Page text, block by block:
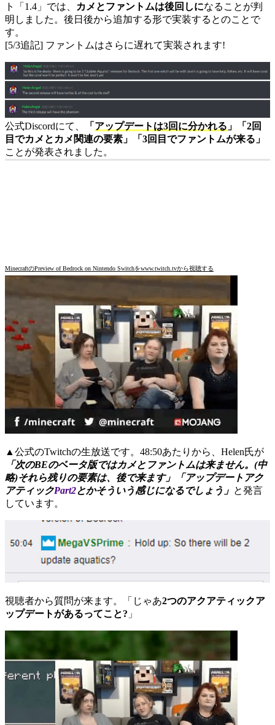
ト「1.4」では、 カメとファントムは後回しになることが判
明しました。後日後から追加する形で実装するとのことで
す。
[5/3追記] ファントムはさらに遅れて実装されます!
公式Discordにて、 「 アップデートは3回に分かれる 」「2回
目でカメとカメ関連の要素」「3回目でファントムが来る」
ことが発表されました。
MinecraftのPreview of Bedrock on Nintendo Switchをwww.twitch.tvから視聴する
▲公式のTwitchの生放送です。48:50あたりから、Helen氏が
「次のBEのベータ版ではカメとファントムは来ません。(中
略)それら残りの要素は、後で来ます」「アップデートアク
アティックPart2とかそういう感じになるでしょう」 と発言
しています。
視聴者から質問が来ます。「じゃあ2つのアクアティックア
ップデートがあるってこと? 」